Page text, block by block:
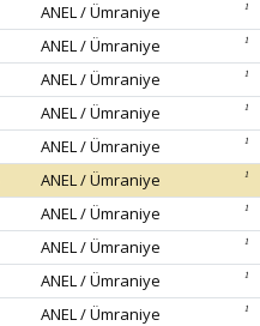
ANEL / Ümraniye 1
ANEL / Ümraniye 1
ANEL / Ümraniye 1
ANEL / Ümraniye 1
ANEL / Ümraniye 1
ANEL / Ümraniye 1
ANEL / Ümraniye 1
ANEL / Ümraniye 1
ANEL / Ümraniye 1
ANEL / Ümraniye 1